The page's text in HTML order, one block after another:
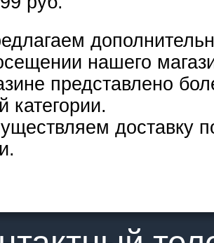
нашего
представлено
категории.
доставку